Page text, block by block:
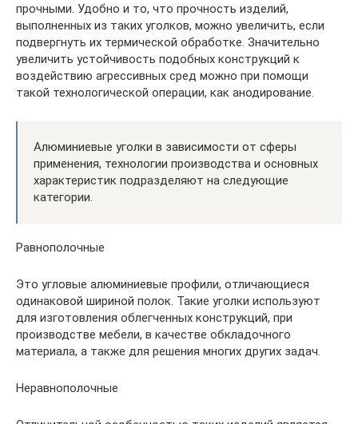
прочными. Удобно и то, что прочность изделий,
выполненных из таких уголков, можно увеличить, если
подвергнуть их термической обработке. Значительно
увеличить устойчивость подобных конструкций к
воздействию агрессивных сред можно при помощи
такой технологической операции, как анодирование.
Алюминиевые уголки в зависимости от сферы
применения, технологии производства и основных
характеристик подразделяют на следующие
категории.
Равнополочные
Это угловые алюминиевые профили, отличающиеся
одинаковой шириной полок. Такие уголки используют
для изготовления облегченных конструкций, при
производстве мебели, в качестве обкладочного
материала, а также для решения многих других задач.
Неравнополочные